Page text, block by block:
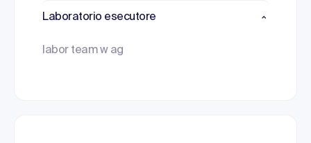
Laboratorio esecutore
labor team w ag